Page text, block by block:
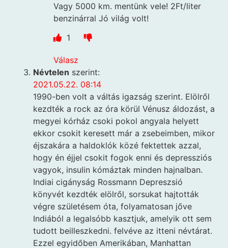
Vagy 5000 km. mentünk vele! 2Ft/liter
benzinárral Jó világ volt!
1
Válasz
Névtelen szerint:
2021.05.22. 08:14
1990-ben volt a váltás igazság szerint. Elölről
kezdték a rock az óra körül Vénusz áldozást, a
megyei kórház csoki pokol angyala helyett
ekkor csokit keresett már a zsebeimben, mikor
éjszakára a haldoklók közé fektettek azzal,
hogy én éjjel csokit fogok enni és depressziós
vagyok, insulin kómáztak minden hajnalban.
Indiai cigányság Rossmann Depreszsió
könyvét kezdték elölről, sorsukat hajtották
végre születésem óta, folyamatosan jőve
Indiából a legalsóbb kasztjuk, amelyik ott sem
tudott beilleszkedni. felvéve az itteni névtárat.
Ezzel egyidőben Amerikában, Manhattan